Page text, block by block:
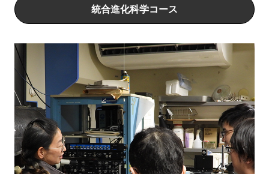
統合進化科学コース